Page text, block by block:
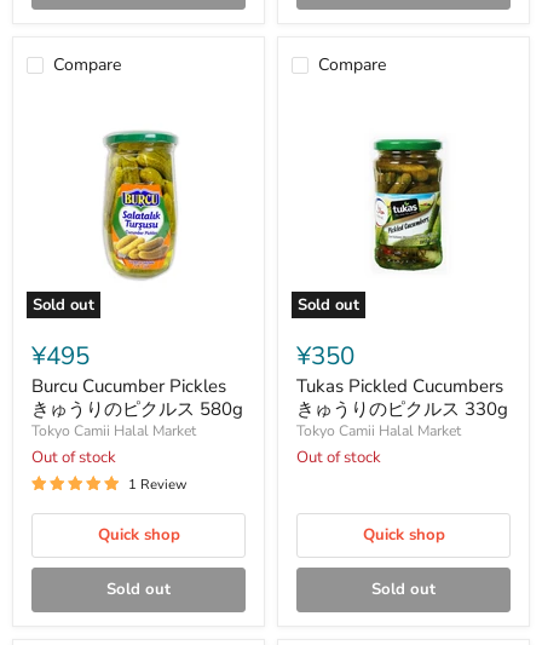
Compare
Sold out
Cucumber
Pickles
き
ゅ
う
り
の
ピ
ル
580g
¥495
Burcu Cucumber Pickles
きゅうりのピクルス 580g
Tokyo Camii Halal Market
Out of stock
1 Review
Quick shop
Sold out
Compare
Sold out
Pickled
Cucumbers
き
ゅ
う
り
の
ル
330g
¥350
Tukas Pickled Cucumbers
きゅうりのピクルス 330g
Tokyo Camii Halal Market
Out of stock
Quick shop
Sold out